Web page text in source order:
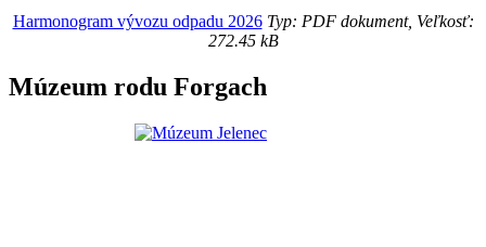
Harmonogram vývozu odpadu 2026Typ: PDF dokument, Veľkosť:
272.45 kB
Múzeum rodu Forgach